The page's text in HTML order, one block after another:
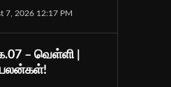
7, 2026 12:17 PM
– வெள்ளி |
பலன்கள்!